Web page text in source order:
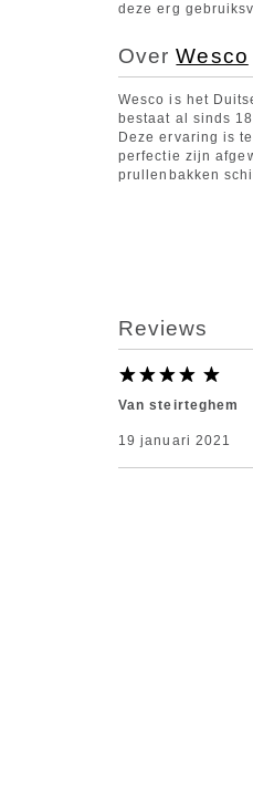
deze erg
OverWesco
Wesco is het
bestaat al sinds
Deze ervaring is
perfectie zijn
prullenbakken
Reviews
Van steirteghem
19 januari 2021